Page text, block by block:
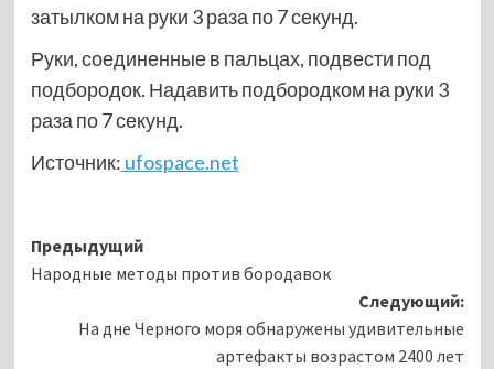
затылком на руки 3 раза по 7 секунд.
Руки, соединенные в пальцах, подвести под
подбородок. Надавить подбородком на руки 3
раза по 7 секунд.
Источник: ufospace.net
Навигация
записи
Предыдущий
Народные методы против бородавок
Следующий:
На дне Черного моря обнаружены удивительные
артефакты возрастом 2400 лет